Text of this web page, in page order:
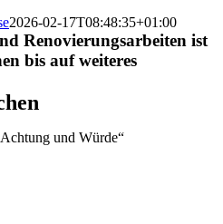
2026-02-17T08:48:35+01:00
Renovierungsarbeiten ist
bis auf weiteres
und Würde“